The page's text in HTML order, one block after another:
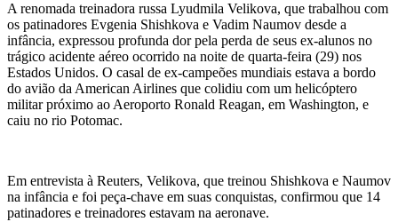
A renomada treinadora russa Lyudmila Velikova, que trabalhou com
os patinadores Evgenia Shishkova e Vadim Naumov desde a
infância, expressou profunda dor pela perda de seus ex-alunos no
trágico acidente aéreo ocorrido na noite de quarta-feira (29) nos
Estados Unidos. O casal de ex-campeões mundiais estava a bordo
do avião da American Airlines que colidiu com um helicóptero
militar próximo ao Aeroporto Ronald Reagan, em Washington, e
caiu no rio Potomac.
Em entrevista à Reuters, Velikova, que treinou Shishkova e Naumov
na infância e foi peça-chave em suas conquistas, confirmou que 14
patinadores e treinadores estavam na aeronave.